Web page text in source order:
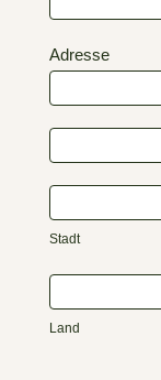
Adresse
Adresse
Adresse
Stadt
Stadt
Land
Land